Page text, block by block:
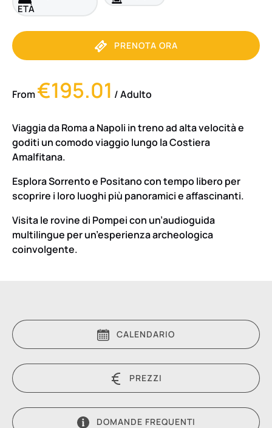
ETÀ
PRENOTA ORA
From€195.01 / Adulto
Viaggia da Roma a Napoli in treno ad alta velocità e
goditi un comodo viaggio lungo la Costiera
Amalfitana.
Esplora Sorrento e Positano con tempo libero per
scoprire i loro luoghi più panoramici e affascinanti.
Visita le rovine di Pompei con un’audioguida
multilingue per un’esperienza archeologica
coinvolgente.
CALENDARIO
PREZZI
DOMANDE FREQUENTI